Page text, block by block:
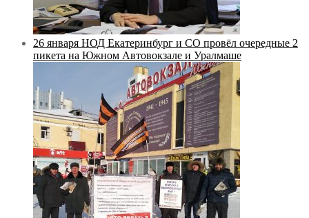
26 января НОД Екатеринбург и СО провёл очередные 2
пикета на Южном Автовокзале и Уралмаше